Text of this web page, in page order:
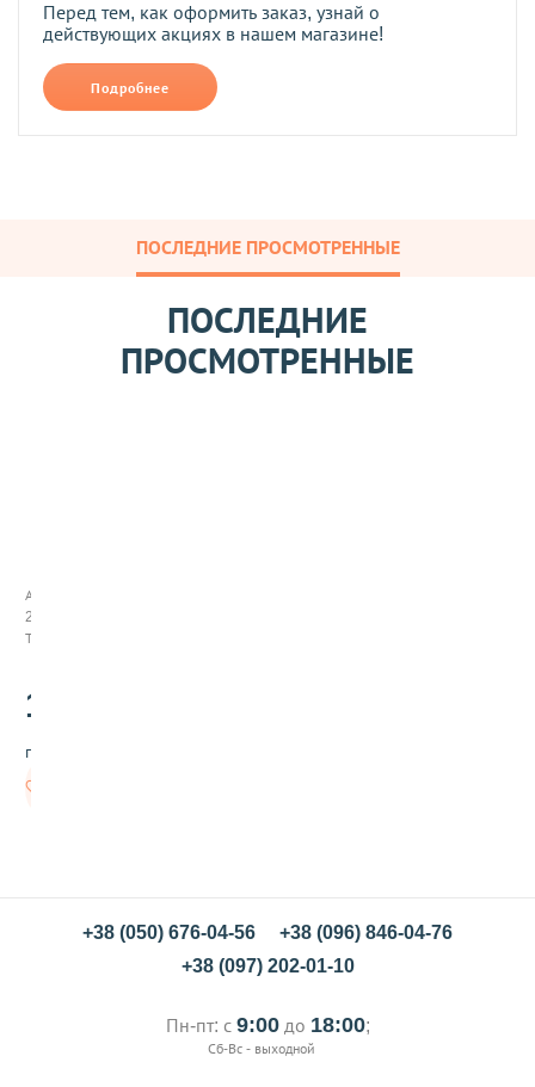
Перед тем, как оформить заказ, узнай о
действующих акциях в нашем магазине!
Подробнее
ПОСЛЕДНИЕ ПРОСМОТРЕННЫЕ
ПОСЛЕДНИЕ
ПРОСМОТРЕННЫЕ
и
к
о
в
а
ф
о
Арт:
238081
Товар заканчивается
110
грн/шт
+38 (050) 676-04-56
+38 (096) 846-04-76
+38 (097) 202-01-10
Пн-пт: с 9:00до 18:00;
Сб-Вс - выходной